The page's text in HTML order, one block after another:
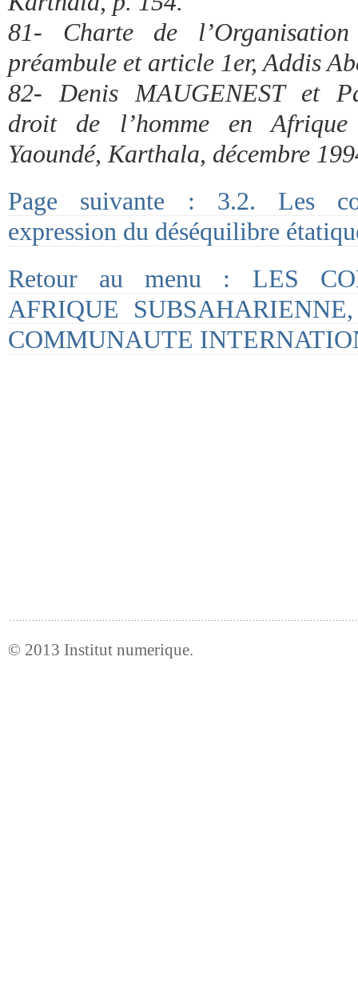
81- Charte de
préambule et article 1er, Addis
82- Denis MAUGENEST et
droit de l’homme en
Yaoundé, Karthala, décembre
Page suivante : 3.2. Les
expression du déséquilibre
Retour au menu : LES
AFRIQUE
COMMUNAUTE
© 2013 Institut numerique.